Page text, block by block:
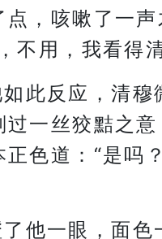
点，咳嗽了一声
不用，我看得
如此反应，清穆
过一丝狡黠之意
正色道：“是吗
他一眼，面色